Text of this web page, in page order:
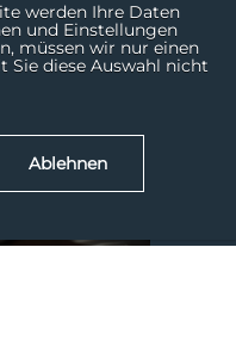
werden Ihre Daten
und Einstellungen
müssen wir nur einen
Sie diese Auswahl nicht
Ablehnen